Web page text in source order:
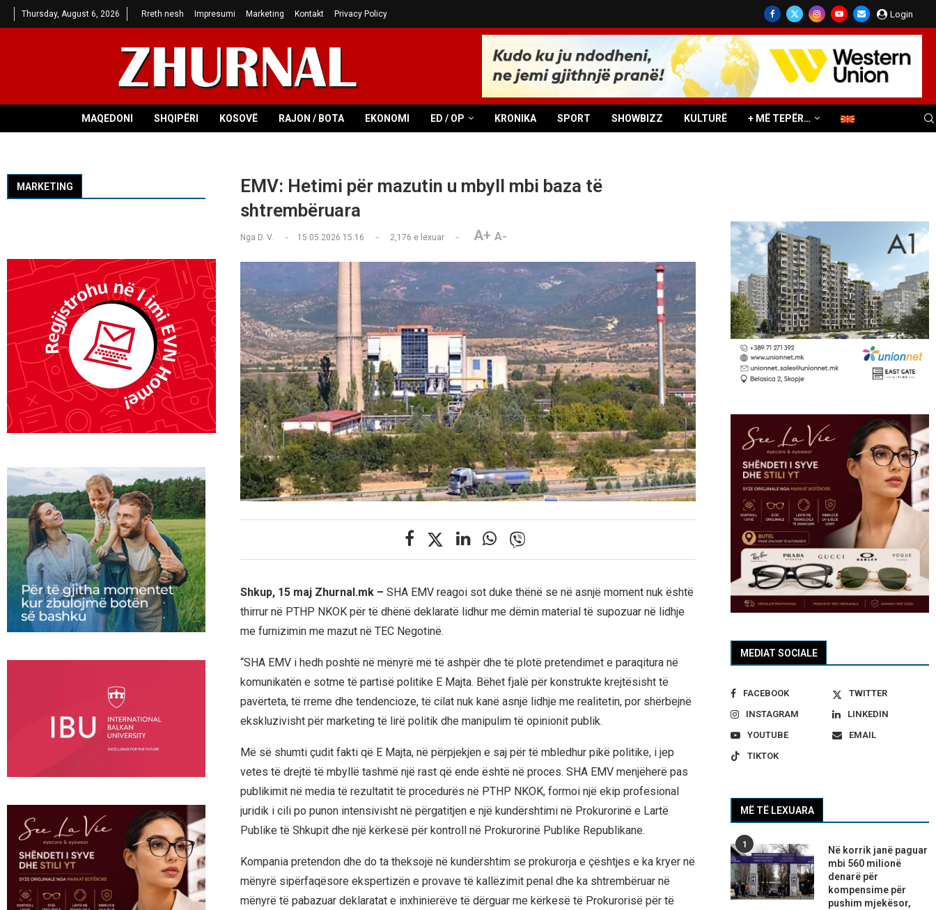
Thursday, August 6, 2026 Rreth nesh Impresumi Marketing Kontakt Privacy Policy Login
MAQEDONI SHQIPËRI KOSOVË RAJON / BOTA EKONOMI ED / OP KRONIKA SPORT SHOWBIZZ KULTURË + MË TEPËR…
EMV: Hetimi për mazutin u mbyll mbi baza të
shtrembëruara
Nga D. V. 15.05.2026 15:16 2,176 e lexuar A+ A-
Shkup, 15 maj Zhurnal.mk – SHA EMV reagoi sot duke thënë se në asnjë moment nuk është
thirrur në PTHP NKOK për të dhënë deklaratë lidhur me dëmin material të supozuar në lidhje
me furnizimin me mazut në TEC Negotinë.
“SHA EMV i hedh poshtë në mënyrë më të ashpër dhe të plotë pretendimet e paraqitura në
komunikatën e sotme të partisë politike E Majta. Bëhet fjalë për konstrukte krejtësisht të
pavërteta, të rreme dhe tendencioze, të cilat nuk kanë asnjë lidhje me realitetin, por shërbejnë
ekskluzivisht për marketing të lirë politik dhe manipulim të opinionit publik.
Më së shumti çudit fakti që E Majta, në përpjekjen e saj për të mbledhur pikë politike, i jep
vetes të drejtë të mbyllë tashmë një rast që ende është në proces. SHA EMV menjëherë pas
publikimit në media të rezultatit të procedurës në PTHP NKOK, formoi një ekip profesional
juridik i cili po punon intensivisht në përgatitjen e një kundërshtimi në Prokurorinë e Lartë
Publike të Shkupit dhe një kërkesë për kontroll në Prokurorinë Publike Republikane.
Kompania pretendon dhe do ta theksojë në kundërshtim se prokurorja e çështjes e ka kryer në
mënyrë sipërfaqësore ekspertizën e provave të kallëzimit penal dhe ka shtrembëruar në
mënyrë të pabazuar deklaratat e inxhinierëve të dërguar me kërkesë të Prokurorisë për të
MEDIAT SOCIALE
FACEBOOK
TWITTER
INSTAGRAM
LINKEDIN
YOUTUBE
EMAIL
TIKTOK
MË TË LEXUARA
1
Në korrik janë paguar
mbi 560 milionë
denarë për
kompensime për
pushim mjekësor,
MARKETING